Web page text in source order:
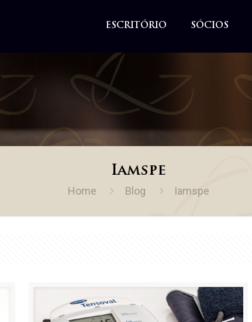
ESCRITÓRIO SÓCIOS
Iamspe
Home Blog Iamspe